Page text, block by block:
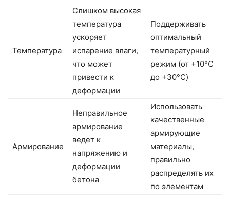
Температура
Слишком высокая
температура
ускоряет
испарение влаги,
что может
привести к
деформации
Поддерживать
оптимальный
температурный
режим (от +10°C
до +30°C)
Армирование
Неправильное
армирование
ведет к
напряжению и
деформации
бетона
Использовать
качественные
армирующие
материалы,
правильно
распределять их
по элементам